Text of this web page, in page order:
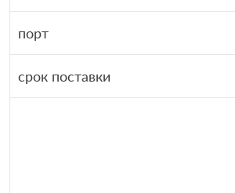
порт
срок поставки